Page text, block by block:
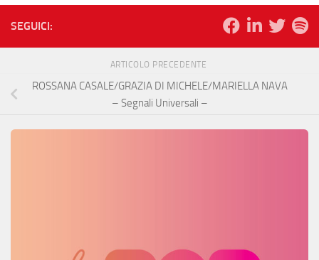
SEGUICI:
ARTICOLO PRECEDENTE
ROSSANA CASALE/GRAZIA DI MICHELE/MARIELLA NAVA
– Segnali Universali –